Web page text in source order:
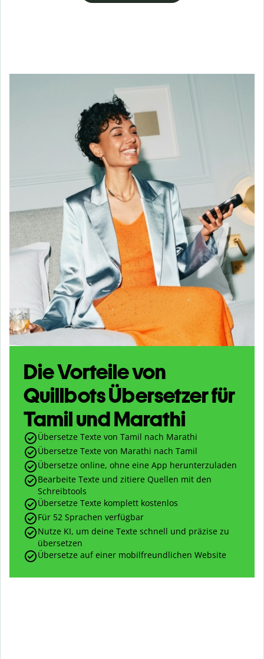
Die Vorteile von
Quillbots Übersetzer für
Tamil und Marathi
Übersetze Texte von Tamil nach Marathi
Übersetze Texte von Marathi nach Tamil
Übersetze online, ohne eine App herunterzuladen
Bearbeite Texte und zitiere Quellen mit den
Schreibtools
Übersetze Texte komplett kostenlos
Für 52 Sprachen verfügbar
Nutze KI, um deine Texte schnell und präzise zu
übersetzen
Übersetze auf einer mobilfreundlichen Website